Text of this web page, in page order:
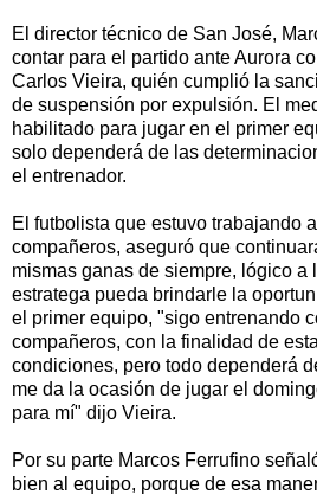
El director técnico de San José,
contar para el partido ante Aurora
Carlos Vieira, quién cumplió la
de suspensión por expulsión. El
habilitado para jugar en el primer
solo dependerá de las
el entrenador.
El futbolista que estuvo trabajando
compañeros, aseguró que
mismas ganas de siempre, lógico a
estratega pueda brindarle la
el primer equipo, "sigo entrenando
compañeros, con la finalidad de
condiciones, pero todo dependerá
me da la ocasión de jugar el
para mí" dijo Vieira.
Por su parte Marcos Ferrufino
bien al equipo, porque de esa